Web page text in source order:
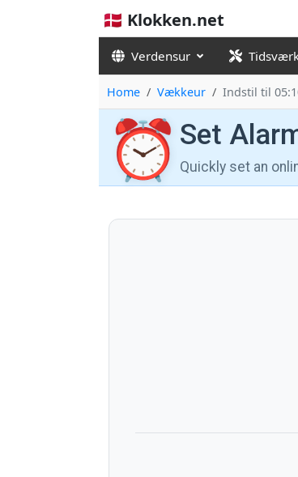
🇩🇰 Klokken.net
Verdensur
Home Vækkeur Indstil til
⏰ Set
Quickly set an